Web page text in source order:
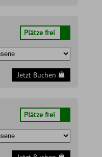
Plätze frei
Jetzt Buchen
Plätze frei